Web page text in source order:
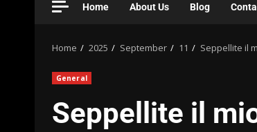
Home About Us Blog
Home 2025 September 11 Seppellite il
General
Seppellite il